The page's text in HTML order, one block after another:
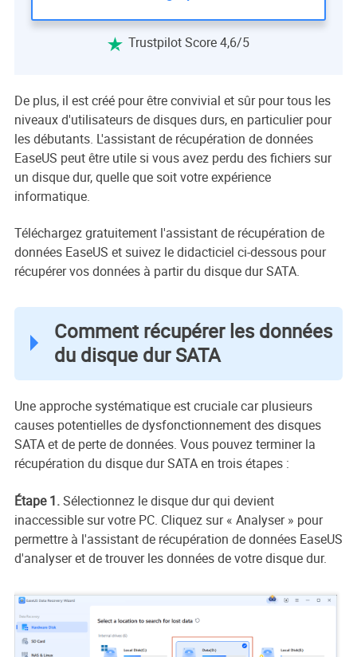
 Trustpilot Score 4,6/5
De plus, il est créé pour être convivial et sûr pour tous les
niveaux d'utilisateurs de disques durs, en particulier pour
les débutants. L'assistant de récupération de données
EaseUS peut être utile si vous avez perdu des fichiers sur
un disque dur, quelle que soit votre expérience
informatique.
Téléchargez gratuitement l'assistant de récupération de
données EaseUS et suivez le didacticiel ci-dessous pour
récupérer vos données à partir du disque dur SATA.
Comment récupérer les données
du disque dur SATA
Une approche systématique est cruciale car plusieurs
causes potentielles de dysfonctionnement des disques
SATA et de perte de données. Vous pouvez terminer la
récupération du disque dur SATA en trois étapes :
Étape 1.Sélectionnez le disque dur qui devient
inaccessible sur votre PC. Cliquez sur « Analyser » pour
permettre à l'assistant de récupération de données EaseUS
d'analyser et de trouver les données de votre disque dur.